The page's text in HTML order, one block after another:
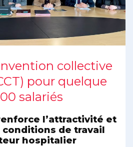
collective
pour quelque
salariés
l’attractivité et
de travail
hospitalier